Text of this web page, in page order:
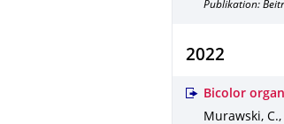
Publikation:
2022
Bicolor
Murawski, C.,